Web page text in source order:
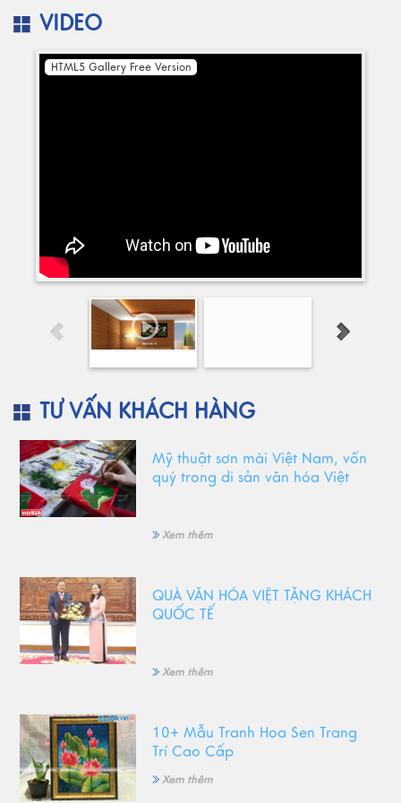
VIDEO
HTML5 Gallery Free Version
TƯ VẤN KHÁCH HÀNG
Mỹ thuật sơn mài Việt Nam, vốn
quý trong di sản văn hóa Việt
Xem thêm
QUÀ VĂN HÓA VIỆT TẶNG KHÁCH
QUỐC TẾ
Xem thêm
10+ Mẫu Tranh Hoa Sen Trang
Trí Cao Cấp
Xem thêm